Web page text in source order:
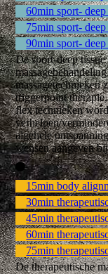
60min sport-
75min sport-
90min sport-
De sport-deep
massagetechnieken
triggerpoint
flex technieken
verhelpen/
algehele
wensen aangeven
15min body
30min
45min
60min
75min
De therapeutische